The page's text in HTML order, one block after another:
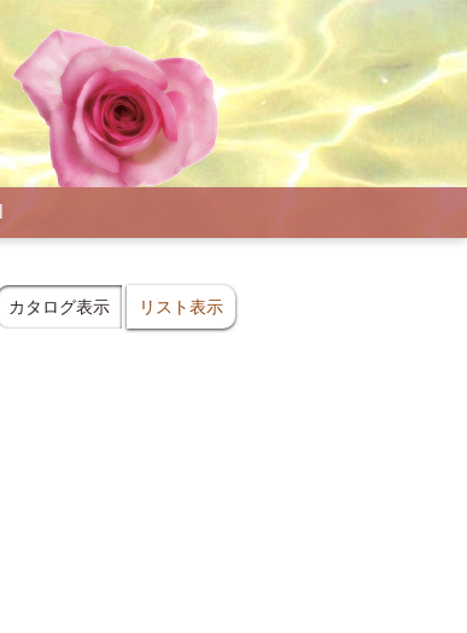
カタログ表示 リスト表示